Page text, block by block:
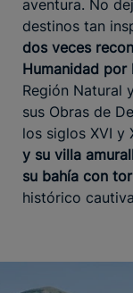
aventura. No
destinos tan
dos veces
Humanidad por
Región Natural
sus Obras de
los siglos XVI y
y su villa
su bahía con
histórico